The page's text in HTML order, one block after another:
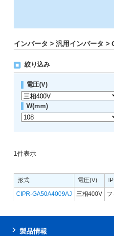
インバータ > 汎用インバータ >
絞り込み
電圧(V)
W(mm)
1件表示
形式 電圧(V)
CIPR-GA50A4009AJ
三相400V フ
製品情報